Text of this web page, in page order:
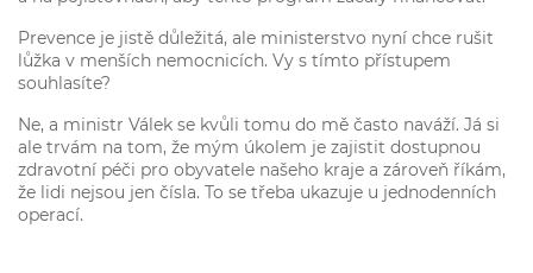
Prevence je jistě důležitá, ale ministerstvo nyní chce rušit
lůžka v menších nemocnicích. Vy s tímto přístupem
souhlasíte?
Ne, a ministr Válek se kvůli tomu do mě často naváží. Já si
ale trvám na tom, že mým úkolem je zajistit dostupnou
zdravotní péči pro obyvatele našeho kraje a zároveň říkám,
že lidi nejsou jen čísla. To se třeba ukazuje u jednodenních
operací.